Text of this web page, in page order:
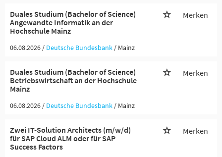
Duales Studium (Bachelor of Science)
Angewandte Informatik an der
Hochschule Mainz
Merken
06.08.2026 / Deutsche Bundesbank / Mainz
Duales Studium (Bachelor of Science)
Betriebswirtschaft an der Hochschule
Mainz
Merken
06.08.2026 / Deutsche Bundesbank / Mainz
Zwei IT-Solution Architects (m/w/d)
für SAP Cloud ALM oder für SAP
Success Factors
Merken